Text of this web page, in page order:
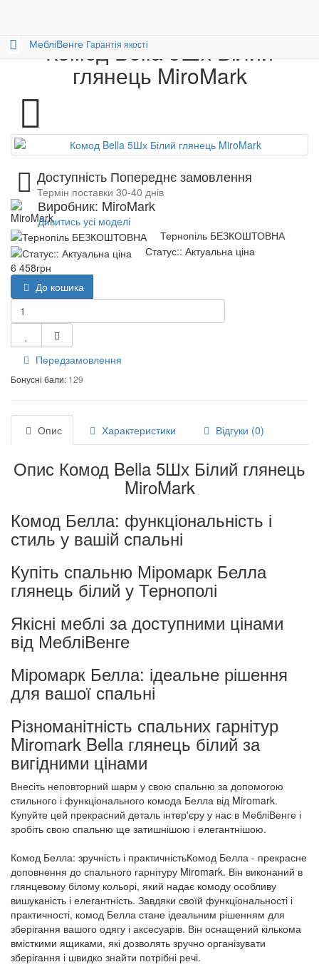
МебліВенге Гарантія якості
Комод Bella 5Шх Білий
глянець MiroMark
Доступність Попереднє замовлення
Термін поставки 30-40 днів
Виробник: MiroMark
Дивитись усі моделі
Тернопіль БЕЗКОШТОВНА
Статус:: Актуальна ціна
6 458грн
До кошика
Передзамовлення
Бонусні бали: 129
Опис Характеристики Відгуки (0)
Опис Комод Bella 5Шх Білий глянець
MiroMark
Комод Белла: функціональність і
стиль у вашій спальні
Купіть спальню Міромарк Белла
глянець білий у Тернополі
Якісні меблі за доступними цінами
від МебліВенге
Міромарк Белла: ідеальне рішення
для вашої спальні
Різноманітність спальних гарнітур
Miromark Bella глянець білий за
вигідними цінами
Внесіть неповторний шарм у свою спальню за допомогою
стильного і функціонального комода Белла від Miromark.
Купуйте цей прекрасний деталь інтер'єру у нас в МебліВенге і
зробіть свою спальню ще затишнішою і елегантнішою.
Комод Белла: зручність і практичністьКомод Белла - прекрасне
доповнення до спального гарнітуру Miromark. Він виконаний в
глянцевому білому кольорі, який надає комоду особливу
вишуканість і елегантність. Завдяки своїй функціональності і
практичності, комод Белла стане ідеальним рішенням для
зберігання вашого одягу і аксесуарів. Він оснащений кількома
вмісткими ящиками, які дозволять зручно організувати
зберігання і швидко знайти потрібні речі.